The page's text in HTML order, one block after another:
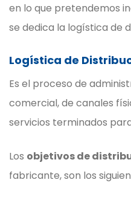
en lo que pretendemos
se dedica la logística de
Logística de
Es el proceso de
comercial, de canales
servicios terminados
Los objetivos de
fabricante, son los